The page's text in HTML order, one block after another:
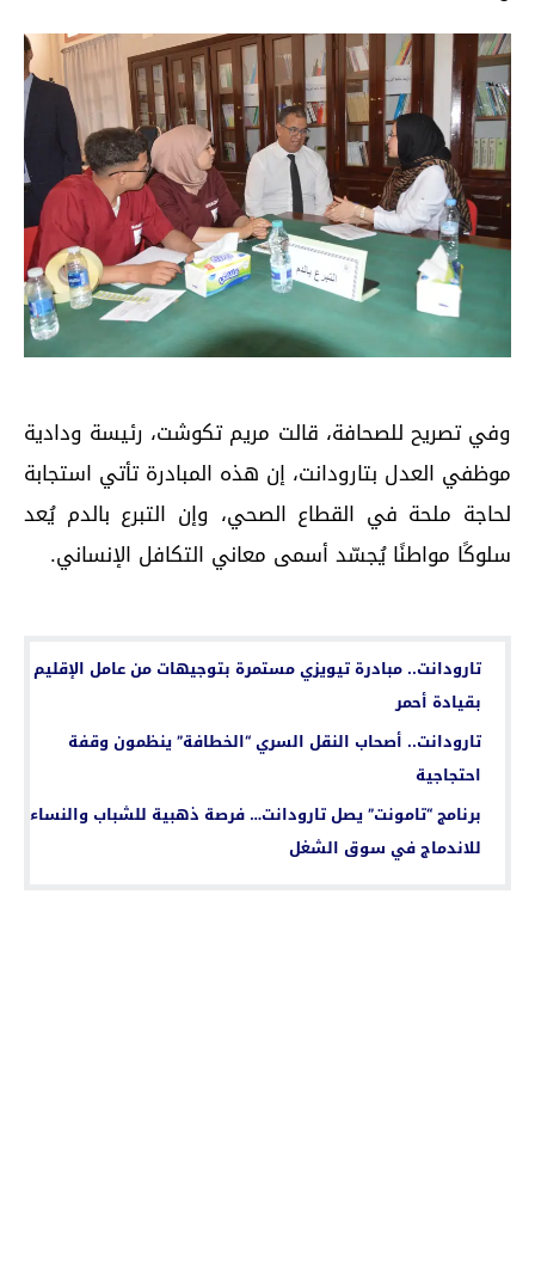
وفي تصريح للصحافة، قالت مريم تكوشت، رئيسة ودادية
موظفي العدل بتارودانت، إن هذه المبادرة تأتي استجابة
لحاجة ملحة في القطاع الصحي، وإن التبرع بالدم يُعد
سلوكًا مواطنًا يُجسّد أسمى معاني التكافل الإنساني.
تارودانت.. مبادرة تيويزي مستمرة بتوجيهات من عامل الإقليم
بقيادة أحمر
تارودانت.. أصحاب النقل السري “الخطافة” ينظمون وقفة
احتجاجية
برنامج “تامونت” يصل تارودانت… فرصة ذهبية للشباب والنساء
للاندماج في سوق الشغل